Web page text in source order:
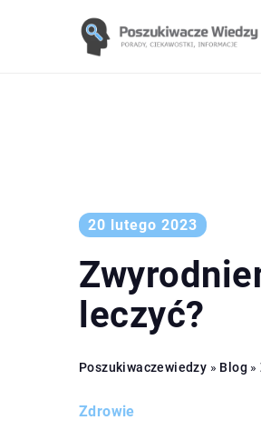
20 lutego 2023
leczyć?
Poszukiwaczewiedzy » Blog »
Zdrowie